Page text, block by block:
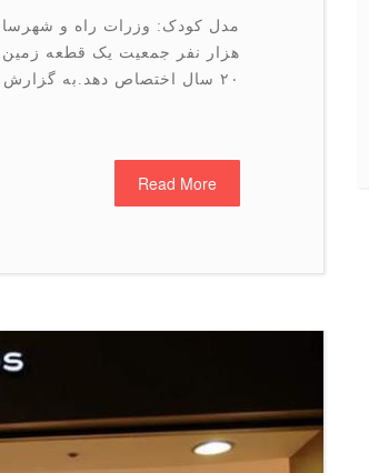
مدل کودک: وزرات راه و
۲۰ سال اختصاص دهد.به گزارش مدل کودک […]
Read More